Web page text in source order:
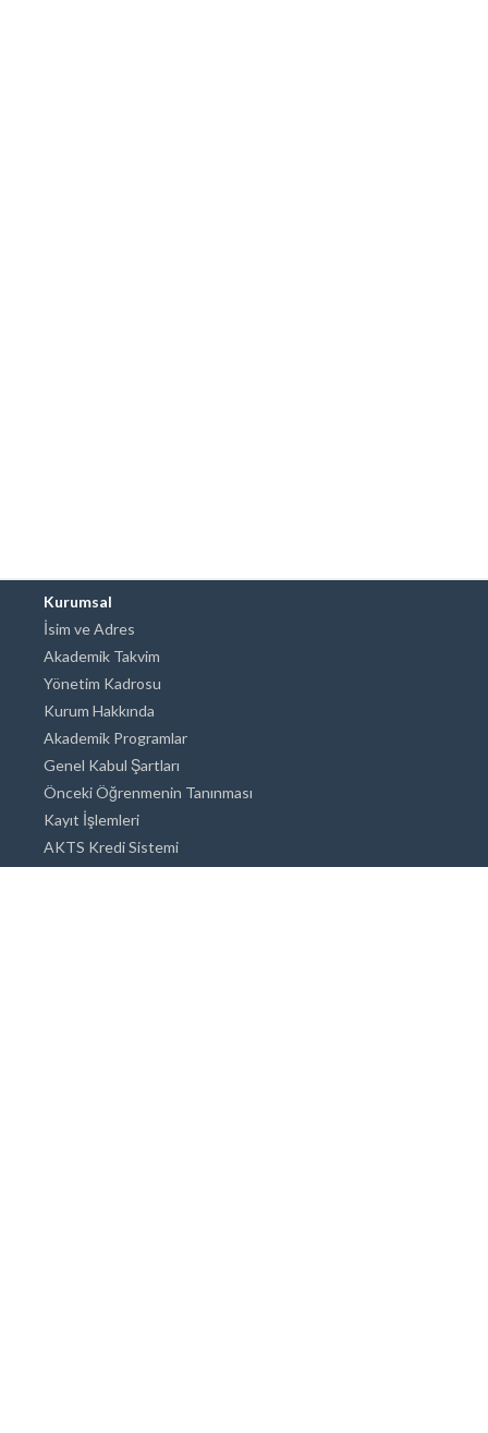
Kurumsal
İsim ve Adres
Akademik Takvim
Yönetim Kadrosu
Kurum Hakkında
Akademik Programlar
Genel Kabul Şartları
Önceki Öğrenmenin Tanınması
Kayıt İşlemleri
AKTS Kredi Sistemi